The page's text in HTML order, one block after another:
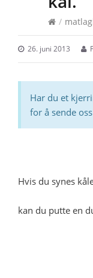
/
26. juni 2013
Har du et
for å sende
Hvis du synes
kan du putte en